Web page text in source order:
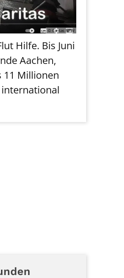
© Caritas NRW
Hilfe. Bis Juni
Aachen,
11 Millionen
international